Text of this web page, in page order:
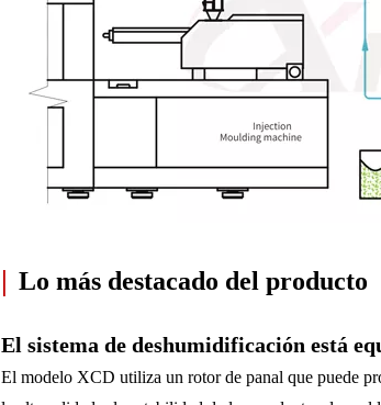
| Lo más destacado del producto
El sistema de deshumidificación está
El modelo XCD utiliza un rotor de panal que puede